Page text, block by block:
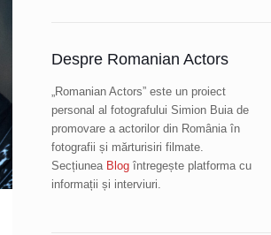
Despre Romanian Actors
„Romanian Actors” este un proiect
personal al fotografului Simion Buia de
promovare a actorilor din România în
fotografii și mărturisiri filmate.
Secțiunea Blog întregește platforma cu
informații și interviuri.